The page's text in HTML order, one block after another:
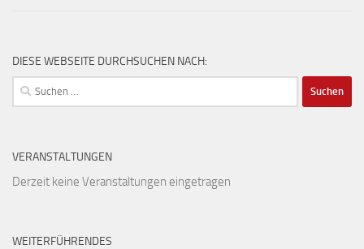
DIESE WEBSEITE DURCHSUCHEN NACH:
Suchen
nach:
VERANSTALTUNGEN
Derzeit keine Veranstaltungen eingetragen
WEITERFÜHRENDES